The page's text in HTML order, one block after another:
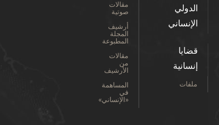
الدولي
الإنساني
قضايا
إنسانية
ملفات
مقالات
صوتية
أرشيف
المجلة
المطبوعة
مقالات
من
الأرشيف
المساهمة
في
«الإنساني»